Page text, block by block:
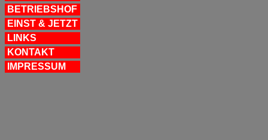
BETRIEBSHOF
EINST & JETZT
LINKS
KONTAKT
IMPRESSUM